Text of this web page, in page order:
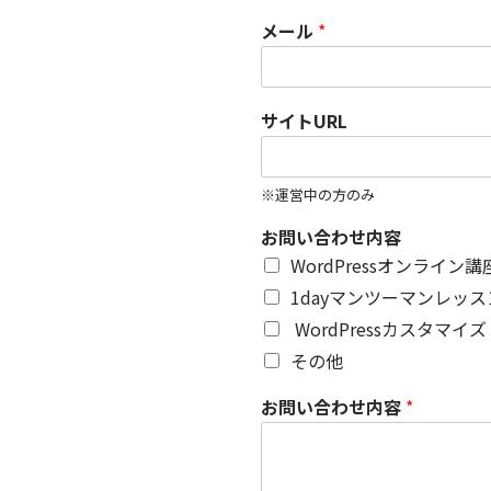
メール *
サイトURL
※運営中の方のみ
お問い合わせ内容
WordPressオンライン講
1dayマンツーマンレッ
WordPressカスタマイズ
その他
お問い合わせ内容 *